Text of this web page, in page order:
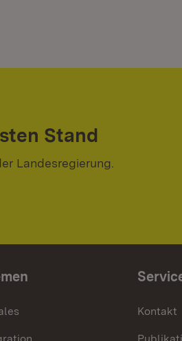
Stand
Landesregierung.
Kontakt